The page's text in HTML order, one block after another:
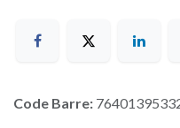
Code Barre: